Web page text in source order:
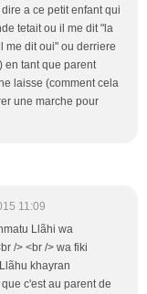
a ce petit enfant qui
tetait ou il me dit "la
me dit oui" ou derriere
en tant que parent
laisse (comment cela
une marche pour
11:09
Llãhi wa
/> <br /> wa fiki
khayran
c'est au parent de